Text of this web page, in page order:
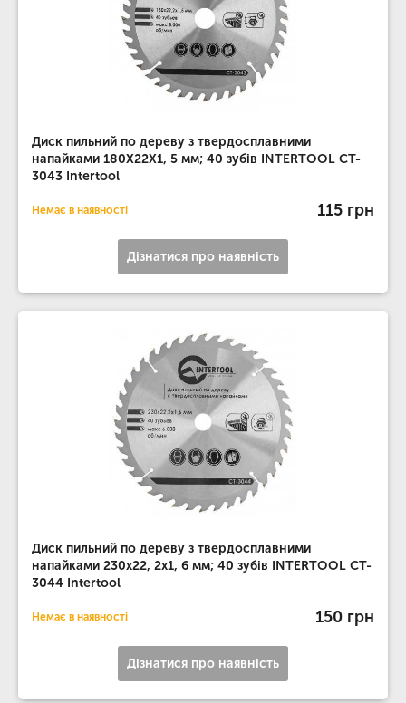
Диск пильний по дереву з твердосплавними
напайками 180X22X1, 5 мм; 40 зубів INTERTOOL CT-
3043 Intertool
Немає в наявності 115 грн
Дізнатися про наявність
Диск пильний по дереву з твердосплавними
напайками 230x22, 2x1, 6 мм; 40 зубів INTERTOOL CT-
3044 Intertool
Немає в наявності 150 грн
Дізнатися про наявність